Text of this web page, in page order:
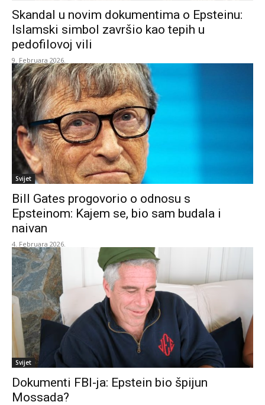
Skandal u novim dokumentima o Epsteinu:
Islamski simbol završio kao tepih u
pedofilovoj vili
9. Februara 2026.
Svijet
Bill Gates progovorio o odnosu s
Epsteinom: Kajem se, bio sam budala i
naivan
4. Februara 2026.
Svijet
Dokumenti FBI-ja: Epstein bio špijun
Mossada?